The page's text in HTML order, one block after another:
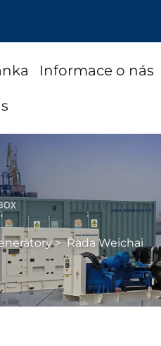
Informace o nás
>Řada Weichai